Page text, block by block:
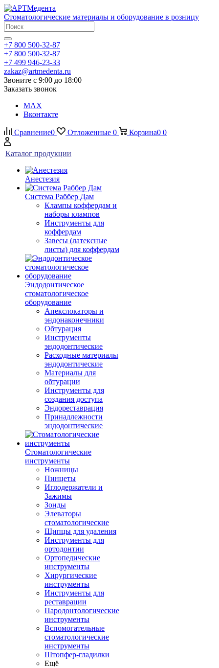
Стоматологические материалы и оборудование в розницу
+7 800 500-32-87
+7 800 500-32-87
+7 499 946-23-33
zakaz@artmedenta.ru
Звоните с 9:00 до 18:00
Заказать звонок
MAX
Вконтакте
Сравнение0 Отложенные 0 Корзина0 0
Каталог продукции
Анестезия
Система Раббер Дам
Клампы коффердам и
наборы клампов
Инструменты для
коффердам
Завесы (латексные
листы) для коффердам
Эндодонтическое
стоматологическое
оборудование
Апекслокаторы и
эндонаконечники
Обтурация
Инструменты
эндодонтические
Расходные материалы
эндодонтические
Материалы для
обтурации
Инструменты для
создания доступа
Эндореставрация
Принадлежности
эндодонтические
Стоматологические
инструменты
Ножницы
Пинцеты
Иглодержатели и
Зажимы
Зонды
Элеваторы
стоматологические
Щипцы для удаления
Инструменты для
ортодонтии
Ортопедические
инструменты
Хирургические
инструменты
Инструменты для
реставрации
Пародонтологические
инструменты
Вспомогательные
стоматологические
инструменты
Штопфер-гладилки
Ещё